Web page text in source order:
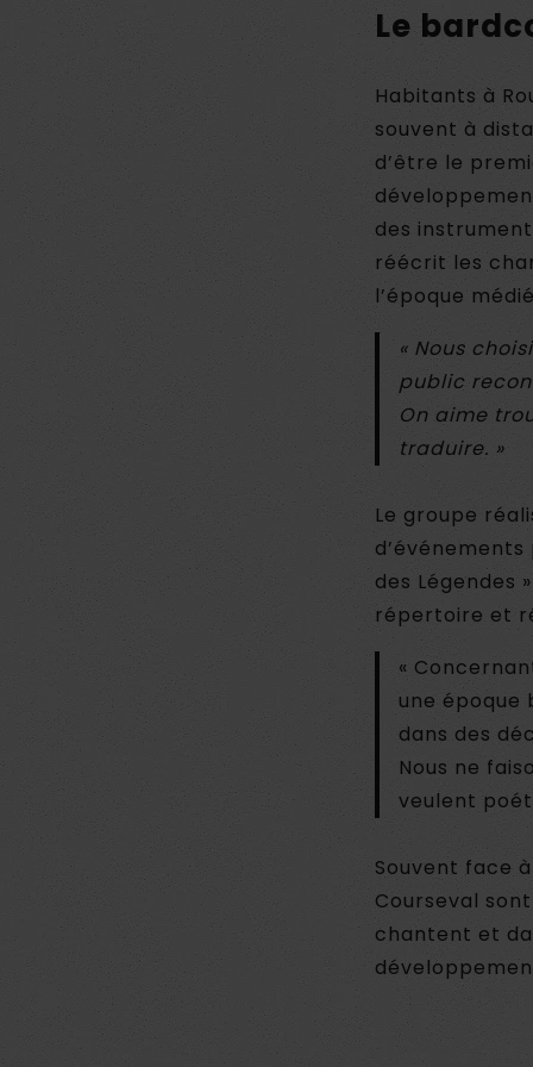
Le
Habitants à
souvent à
d’être le
des
réécrit les
l’époque
« Nous
public
On aime
traduire. »
Le groupe
des Légendes
répertoire et
«
une époque
dans des
Nous ne
veulent
Souvent face
Courseval
chantent et